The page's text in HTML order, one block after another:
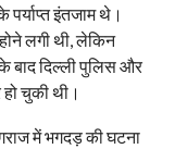
पर्याप्त इंतजाम थे।
लगी थी, लेकिन
बाद दिल्ली पुलिस और
चुकी थी।
में भगदड़ की घटना